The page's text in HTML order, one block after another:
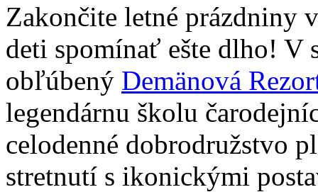
Zakončite letné prázdniny
deti spomínať ešte dlho! V
obľúbený Demänová
legendárnu školu
celodenné dobrodružstvo
stretnutí s ikonickými